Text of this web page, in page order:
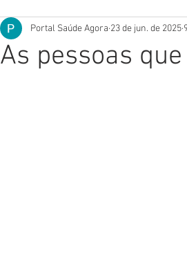
As pessoas
Portal Saúde Agora 23 de jun. de 2025